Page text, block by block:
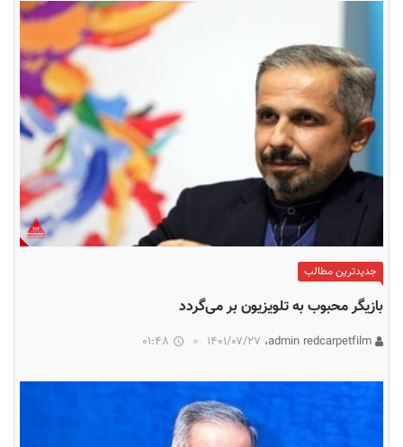
جدیدترین مطالب
بازیگر محبوب به تلویزیون بر می‌گردد
۱۴۰۱/۰۷/۲۷ 01:48